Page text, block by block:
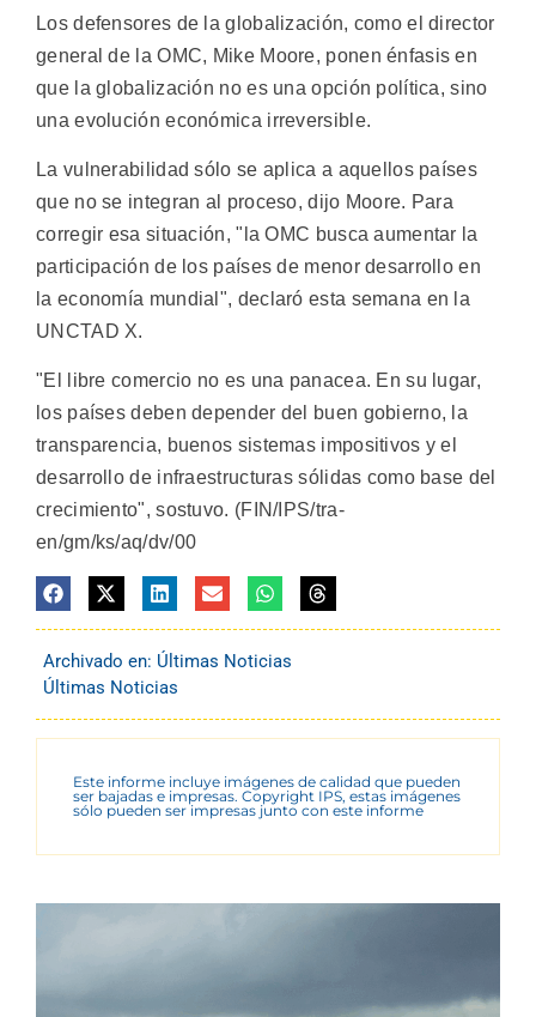
Los defensores de la globalización, como el director
general de la OMC, Mike Moore, ponen énfasis en
que la globalización no es una opción política, sino
una evolución económica irreversible.
La vulnerabilidad sólo se aplica a aquellos países
que no se integran al proceso, dijo Moore. Para
corregir esa situación, "la OMC busca aumentar la
participación de los países de menor desarrollo en
la economía mundial", declaró esta semana en la
UNCTAD X.
"El libre comercio no es una panacea. En su lugar,
los países deben depender del buen gobierno, la
transparencia, buenos sistemas impositivos y el
desarrollo de infraestructuras sólidas como base del
crecimiento", sostuvo. (FIN/IPS/tra-
en/gm/ks/aq/dv/00
Archivado en: Últimas Noticias
Últimas Noticias
Este informe incluye imágenes de calidad que pueden
ser bajadas e impresas. Copyright IPS, estas imágenes
sólo pueden ser impresas junto con este informe